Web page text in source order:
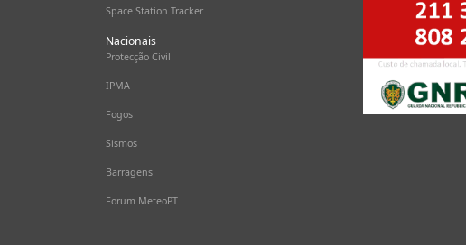
Space Station Tracker
Nacionais
Protecção Civil
IPMA
Fogos
Sismos
Barragens
Forum MeteoPT